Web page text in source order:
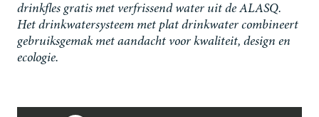
drinkfles gratis met verfrissend water uit de ALASQ.
Het drinkwatersysteem met plat drinkwater combineert
gebruiksgemak met aandacht voor kwaliteit, design en
ecologie.